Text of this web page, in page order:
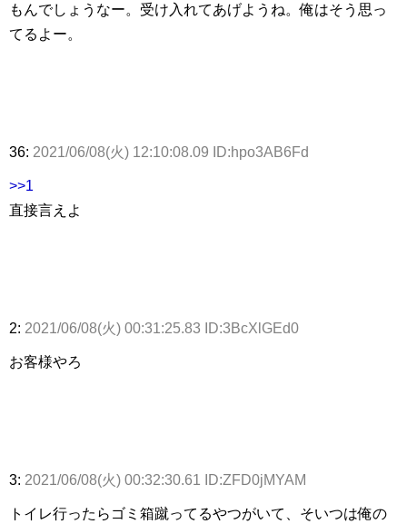
もんでしょうなー。受け入れてあげようね。俺はそう思っ
てるよー。
36: 2021/06/08(火) 12:10:08.09 ID:hpo3AB6Fd
>>1
直接言えよ
2: 2021/06/08(火) 00:31:25.83 ID:3BcXlGEd0
お客様やろ
3: 2021/06/08(火) 00:32:30.61 ID:ZFD0jMYAM
トイレ行ったらゴミ箱蹴ってるやつがいて、そいつは俺の